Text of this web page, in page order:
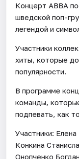
Концерт АВВА
шведской поп-
легендой и
Участники
хиты, которые
популярности.
В программе
команды,
подпевать, как
Участники:
Конкина
Онопченко